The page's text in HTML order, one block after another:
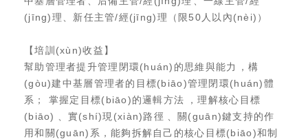
(jīng)理、新任主管/經(jīng)理（限50人以內(nèi)）
【培訓(xùn)收益】
幫助管理者提升管理閉環(huán)的思維與能力，構
(gòu)建中基層管理者的目標(biāo)管理閉環(huán)體
系； 掌握定目標(biāo)的邏輯方法，理解核心目標
(biāo)、實(shí)現(xiàn)路徑、關(guān)鍵支持的作
用和關(guān)系，能夠拆解自己的核心目標(biāo)和制